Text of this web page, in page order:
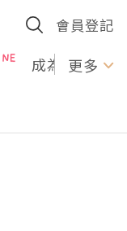
會員登記
成為U更多